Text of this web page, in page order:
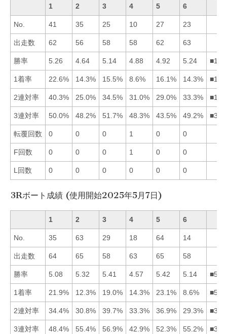
1 2 3 4 5 6
No. 41 35 25 10 27 23
出走数 62 56 58 58 62 63
勝率 5.26 4.64 5.14 4.88 4.92 5.24
1着率 22.6% 14.3% 15.5% 8.6% 16.1% 14.3%
2連対率 40.3% 25.0% 34.5% 31.0% 29.0% 33.3%
3連対率 50.0% 48.2% 51.7% 48.3% 43.5% 49.2%
転覆回数 0 0 0 1 0 0
F回数 0 0 0 1 0 0
L回数 0 0 0 0 0 0
3Rボート成績 (使用開始2025年5月7日)
1 2 3 4 5 6
No. 35 63 29 18 64 14
出走数 64 65 58 63 65 58
勝率 5.08 5.32 5.41 4.57 5.42 5.14
1着率 21.9% 12.3% 19.0% 14.3% 23.1% 8.6%
2連対率 34.4% 30.8% 39.7% 33.3% 36.9% 29.3%
3連対率 48.4% 55.4% 56.9% 42.9% 52.3% 55.2%